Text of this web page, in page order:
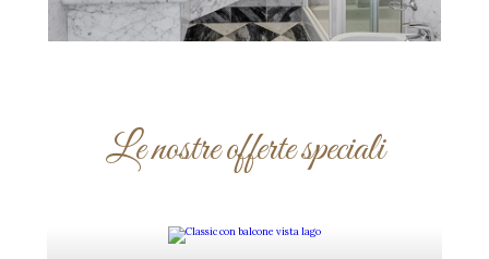
Le nostre offerte speciali